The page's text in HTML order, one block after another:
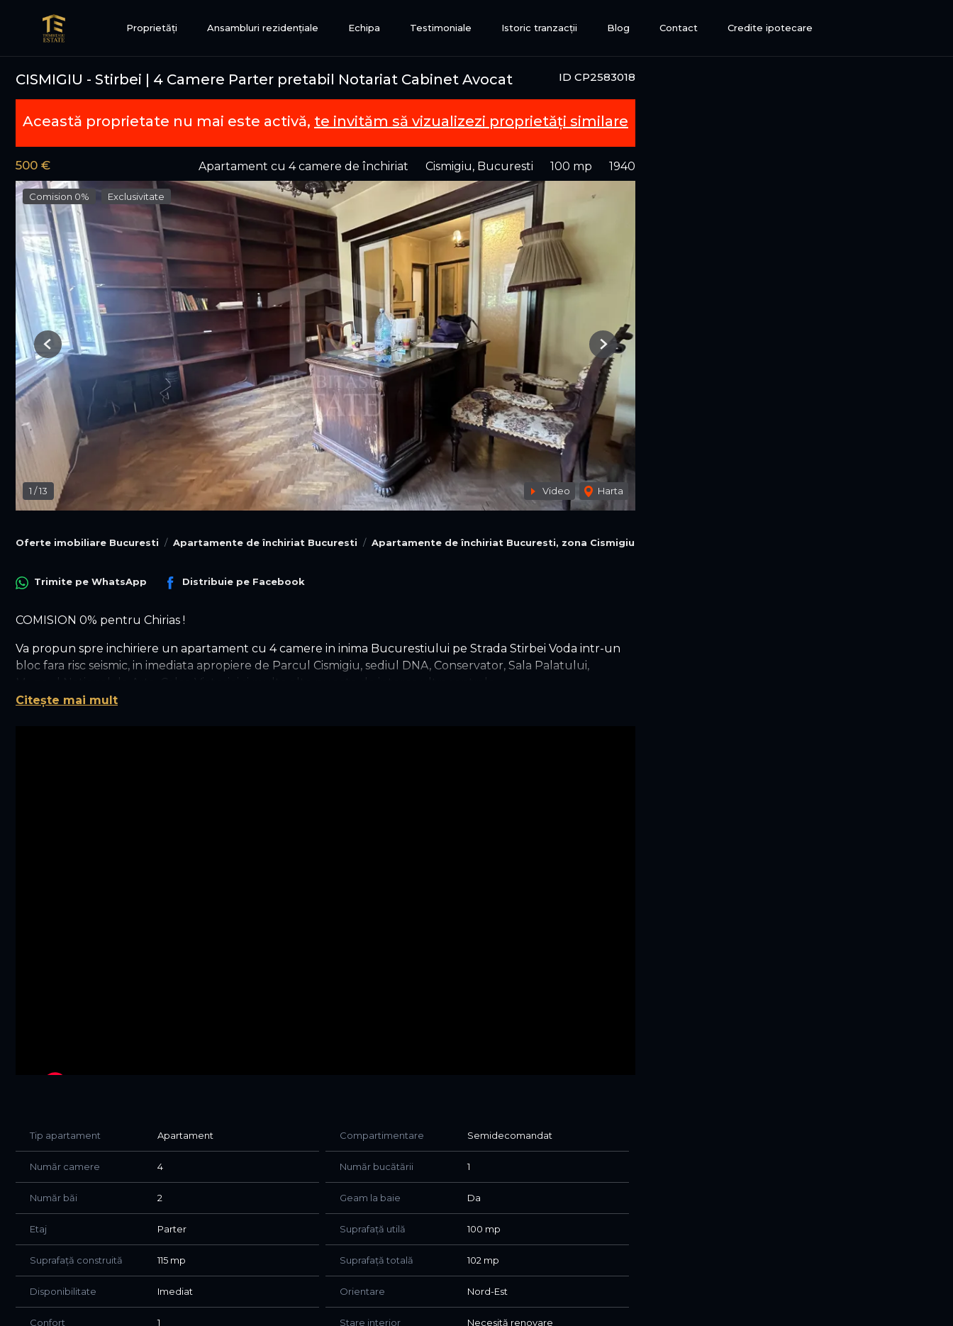
Proprietăți Ansambluri rezidențiale Echipa Testimoniale Istoric tranzacții Blog Contact Credite ipotecare
ID CP2583018
CISMIGIU - Stirbei | 4 Camere Parter pretabil Notariat Cabinet Avocat
Această proprietate nu mai este activă, te invităm să vizualizezi proprietăți similare
500 € Apartament cu 4 camere de închiriat Cismigiu, Bucuresti 100 mp 1940
Comision 0% Exclusivitate
1 /13 Video Harta
Previous Next
Oferte imobiliare Bucuresti Apartamente de închiriat Bucuresti Apartamente de închiriat Bucuresti, zona Cismigiu
Trimite pe WhatsApp Distribuie pe Facebook
COMISION 0% pentru Chirias !
Va propun spre inchiriere un apartament cu 4 camere in inima Bucurestiului pe Strada Stirbei Voda intr-un
bloc fara risc seismic, in imediata apropiere de Parcul Cismigiu, sediul DNA, Conservator, Sala Palatului,
Muzeul National de Arta, Calea Victoriei si multe alte puncte de interes ultracentrale.
Pentru ca pozitia imobilului este de necontestat, vreau sa mentionez si cateva avantaje ale proprietatii:
Citește mai mult
Tip apartament Apartament Compartimentare Semidecomandat
Număr camere 4 Număr bucătării 1
Număr băi 2 Geam la baie Da
Etaj Parter Suprafață utilă 100 mp
Suprafață construită 115 mp Suprafață totală 102 mp
Disponibilitate Imediat Orientare Nord-Est
Confort 1 Stare interior Necesită renovare